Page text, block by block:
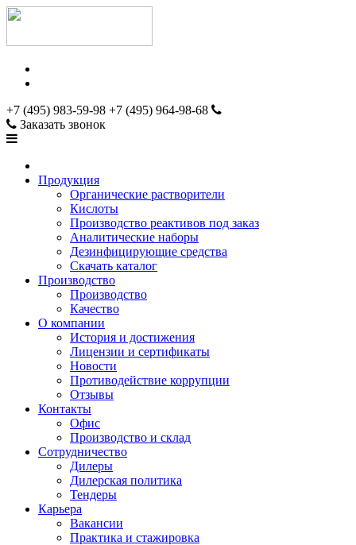
+7 (495) 983-59-98 +7 (495) 964-98-68
Заказать звонок
Продукция
Органические растворители
Кислоты
Производство реактивов под заказ
Аналитические наборы
Дезинфицирующие средства
Скачать каталог
Производство
Производство
Качество
О компании
История и достижения
Лицензии и сертификаты
Новости
Противодействие коррупции
Отзывы
Контакты
Офис
Производство и склад
Сотрудничество
Дилеры
Дилерская политика
Тендеры
Карьера
Вакансии
Практика и стажировка